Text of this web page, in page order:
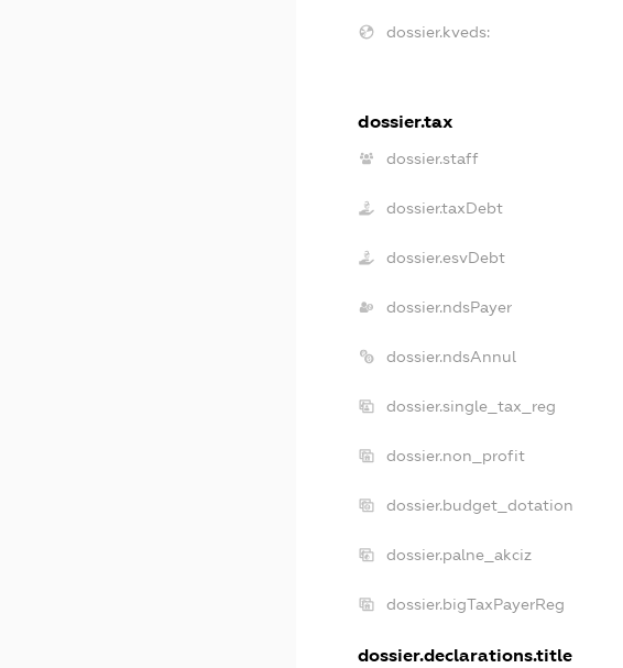
dossier.kveds:
dossier.tax
dossier.staff
dossier.taxDebt
dossier.esvDebt
dossier.ndsPayer
dossier.ndsAnnul
dossier.single_tax_reg
dossier.non_profit
dossier.budget_dotation
dossier.palne_akciz
dossier.bigTaxPayerReg
dossier.declarations.title